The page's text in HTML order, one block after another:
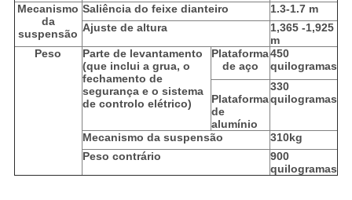
Mecanismo
da
suspensão
Saliência do feixe dianteiro
1.3-1.7 m
Ajuste de altura
1,365 -1,925
m
Peso
Parte de levantamento
(que inclui a grua, o
fechamento de
segurança e o sistema
de controlo elétrico)
Plataforma
de aço
450
quilogramas
Plataforma
de
alumínio
330
quilogramas
Mecanismo da suspensão
310kg
Peso contrário
900
quilogramas